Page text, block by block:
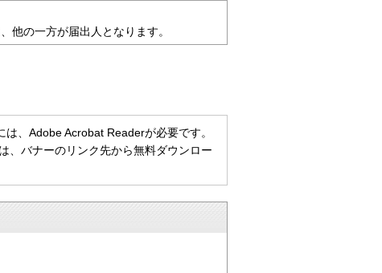
他の一方が届出人となります。
、Adobe Acrobat Readerが必要です。
、バナーのリンク先から無料ダウンロー